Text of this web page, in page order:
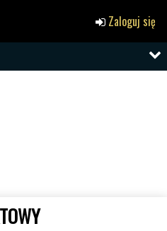
Zaloguj się